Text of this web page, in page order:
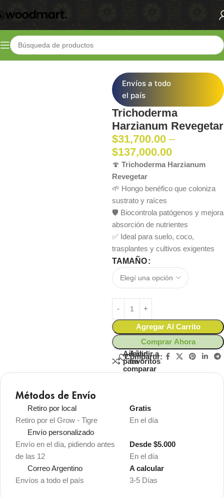
Inicio Shop Fertilizantes Control de Plagas
Envíos a todo
el país
Trichoderma
Harzianum Revegetar
$31,700.00 –
$137,000.00
🍄 Trichoderma Harzianum
Revegetar
🌱 Hongo benéfico que coloniza
sustrato y raíces
🛡️ Biocontrola patógenos y mejora
absorción de nutrientes
✅ Ideal para suelo, coco,
trasplantes y cultivos exigentes
TAMAÑO
Agregar Al Carrito
Comprar Ahora
Añadir
para
comparar
Añadir a
favoritos
Compartir:
Métodos de Envío
Retiro por local
Retiro por el Grow - Tigre
En el día
Gratis
Envío personalizado
Envío en el día, pidiendo antes
de las 12
En el día
Desde $5.000
Correo Argentino
Envíos a todo el país
3-5 Días
A calcular